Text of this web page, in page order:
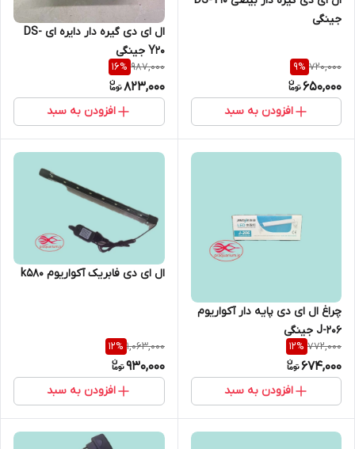
جینگی
720,000
9%
650,000
افزودن به سبد
ال ای دی گیره دار دایره ای DS-
Y20 جینگی
987,000
16%
823,000
افزودن به سبد
چراغ ال ای دی پایه دار آکواریوم
J-206 جینگی
772,000
12%
674,000
افزودن به سبد
ال ای دی فابریک آکواریوم k580
1,063,000
12%
930,000
افزودن به سبد